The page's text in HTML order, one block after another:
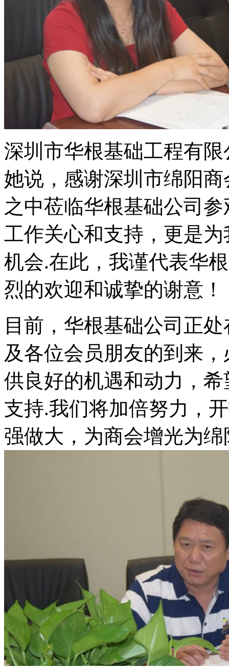
深圳市华根基础工程有
她说，感谢深圳市绵阳
之中莅临华根基础公司
工作关心和支持，更是
机会.在此，我谨代表华
烈的欢迎和诚挚的谢意！
目前，华根基础公司正
及各位会员朋友的到来
供良好的机遇和动力，
支持.我们将加倍努力，
强做大，为商会增光为